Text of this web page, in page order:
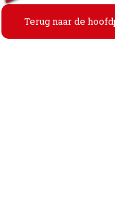
Terug naar de